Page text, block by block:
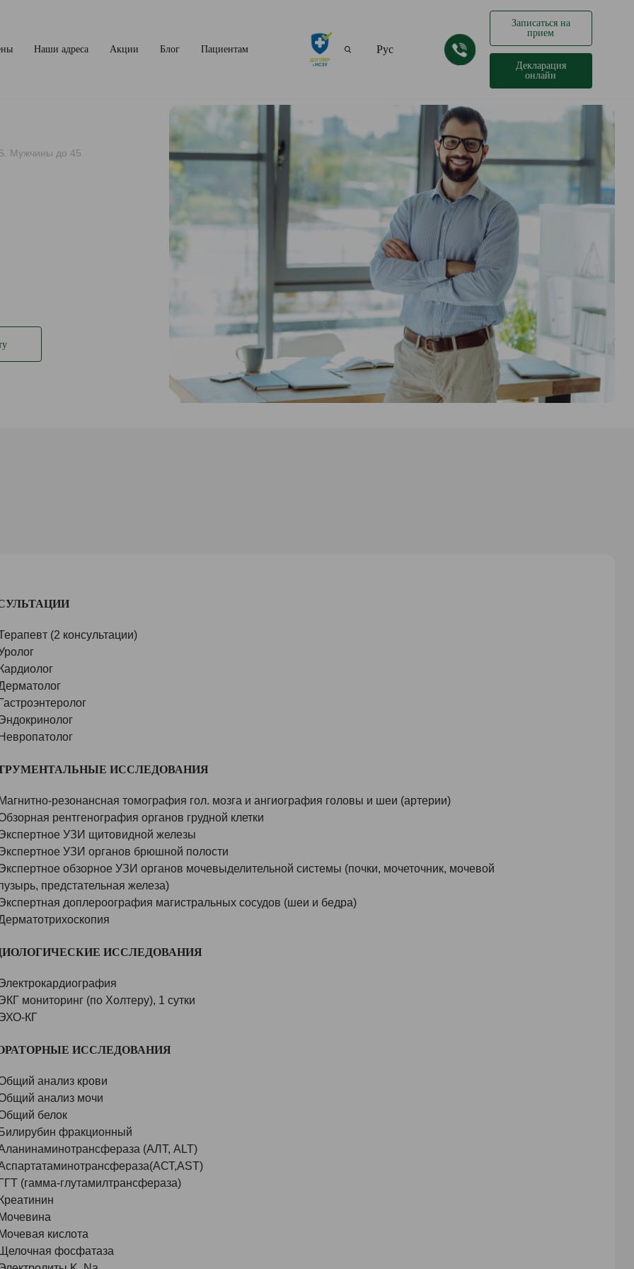
Наши адреса Акции Блог Пациентам Рус
Записаться на
прием
Декларация
онлайн
Мужчины до 45
(2 консультации)
ИССЛЕДОВАНИЯ
резонансная томография гол. мозга и ангиография головы и шеи (артерии)
рентгенография органов грудной клетки
УЗИ щитовидной железы
УЗИ органов брюшной полости
обзорное УЗИ органов мочевыделительной системы (почки, мочеточник, мочевой
предстательная железа)
доплероография магистральных сосудов (шеи и бедра)
ИССЛЕДОВАНИЯ
мониторинг (по Холтеру), 1 сутки
КГ
ИССЛЕДОВАНИЯ
анализ крови
анализ мочи
белок
фракционный
(АЛТ, ALT)
(гамма-глутамилтрансфераза)
кислота
фосфатаза